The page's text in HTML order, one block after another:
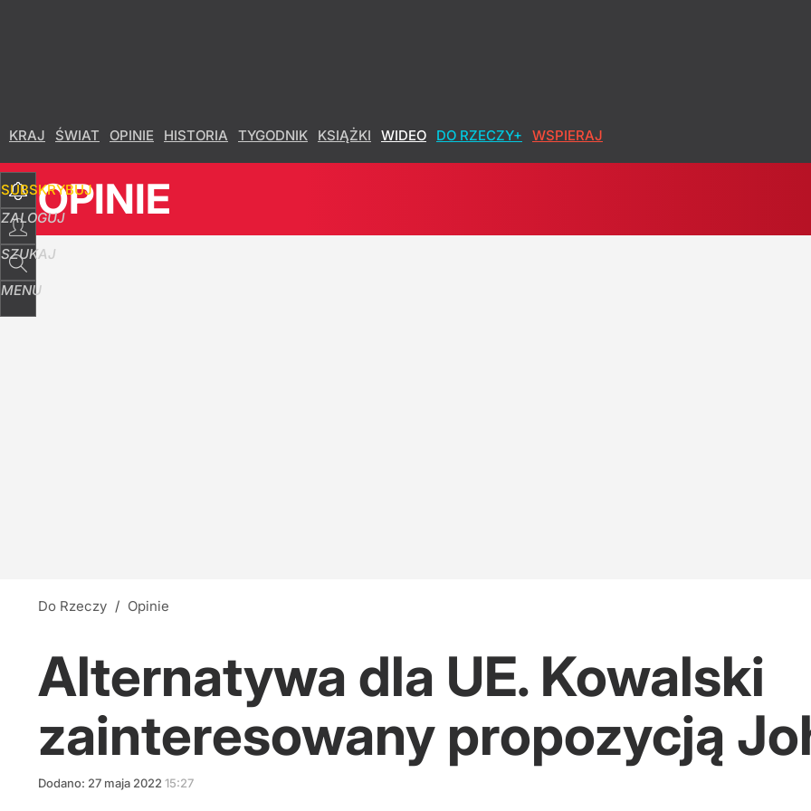
KRAJ ŚWIAT OPINIE HISTORIA TYGODNIK KSIĄŻKI WIDEO DO RZECZY+ WSPIERAJ
SUBSKRYBUJ
ZALOGUJ
SZUKAJ
MENU
OPINIE
Do Rzeczy / Opinie
Alternatywa dla UE. Kowalski
zainteresowany propozycją
Dodano: 27 maja 2022 15:27